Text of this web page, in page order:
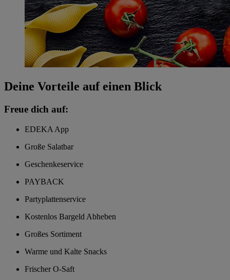
Deine Vorteile auf einen Blick
Freue dich auf:
EDEKA App
Große Salatbar
Geschenkeservice
PAYBACK
Partyplattenservice
Kostenlos Bargeld Abheben
Großes Sortiment
Warme und Kalte Snacks
Frischer O-Saft